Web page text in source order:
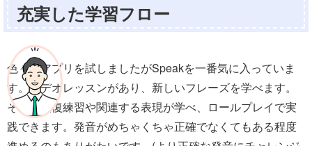
充実した学習フロー
色々なアプリを試しましたがSpeakを一番気に入っていま
す。ビデオレッスンがあり、新しいフレーズを学べます。
その後反復練習や関連する表現が学べ、ロールプレイで実
践できます。発音がめちゃくちゃ正確でなくてもある程度